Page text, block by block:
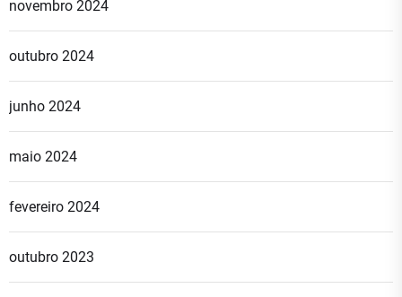
novembro 2024
outubro 2024
junho 2024
maio 2024
fevereiro 2024
outubro 2023